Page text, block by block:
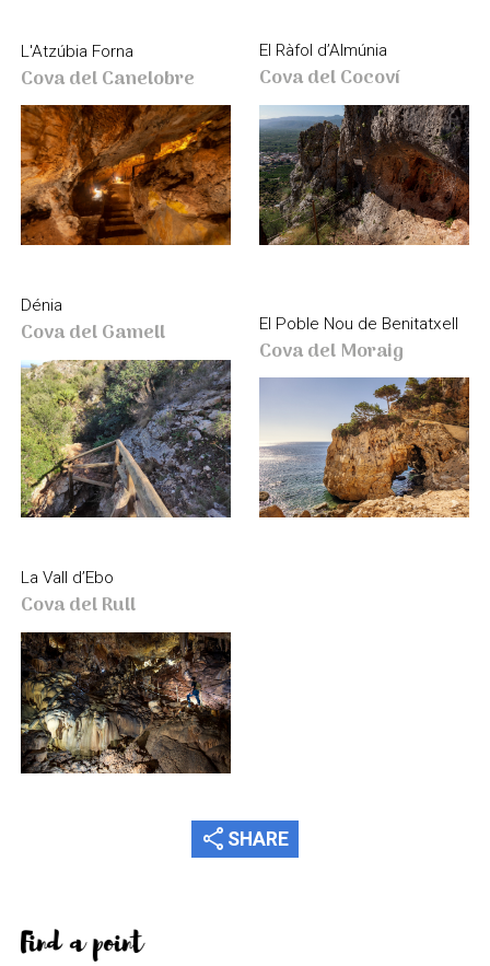
L'Atzúbia Forna
Cova del Canelobre
El Ràfol d’Almúnia
Cova del Cocoví
Dénia
Cova del Gamell El Poble Nou de Benitatxell
Cova del Moraig
La Vall d’Ebo
Cova del Rull
share SHARE
Find a point